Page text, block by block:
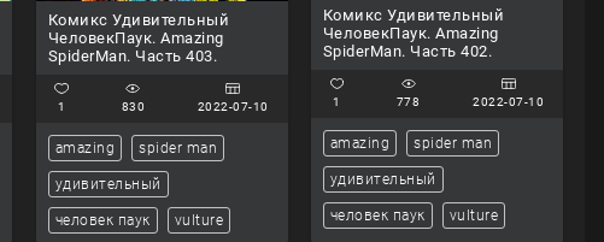
Комикс Удивительный
ЧеловекПаук. Amazing
SpiderMan. Часть 403.
1 830 2022-07-10
amazing spider man
удивительный
человек паук vulture
Комикс Удивительный
ЧеловекПаук. Amazing
SpiderMan. Часть 402.
1 778 2022-07-10
amazing spider man
удивительный
человек паук vulture